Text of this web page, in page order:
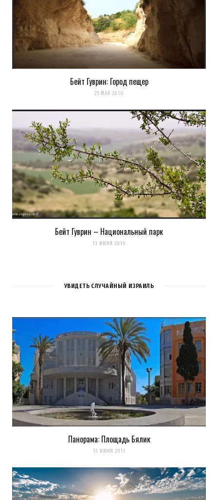
Бейт Гуврин: Город пещер
25 МАЯ 2010
Бейт Гуврин – Национальный парк
13 ИЮНЯ 2010
УВИДЕТЬ СЛУЧАЙНЫЙ ИЗРАИЛЬ
Панорама: Площадь Бялик
13 ИЮНЯ 2011